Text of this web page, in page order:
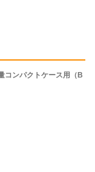
コンパクトケース用（B